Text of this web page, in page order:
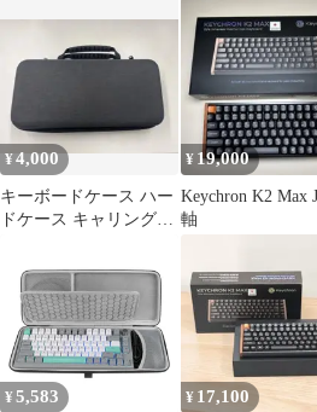
¥4,000
キーボードケース ハー
ドケース キャリングケ
¥ 19,000
Keychron K2 Max
軸
¥ 5,583 ¥ 17,100